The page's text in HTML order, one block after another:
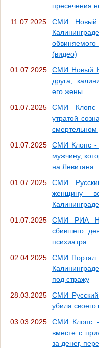
пресечения
11.07.2025
СМИ Новый
(видео)
01.07.2025
СМИ Новый
друга,
его жены
01.07.2025
СМИ Клопс
утратой
смертельном
01.07.2025
СМИ Клопс -
мужчину,
на Левитана
01.07.2025
СМИ
женщину
Калининграде
01.07.2025
СМИ РИА
сбившего
психиатра
02.04.2025
СМИ Портал
под стражу
28.03.2025
СМИ
убила
03.03.2025
СМИ Клопс -
вместе с
за денег,